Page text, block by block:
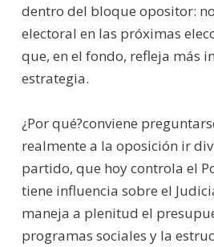
dentro del bloque opositor:
electoral en las próximas
que, en el fondo, refleja más
estrategia.
¿Por qué?conviene
realmente a la oposición ir
partido, que hoy controla el
tiene influencia sobre el
maneja a plenitud el
programas sociales y la